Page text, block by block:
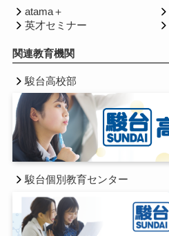
atama＋
英才セミナー
関連教育機関
駿台高校部
駿台個別教育センター